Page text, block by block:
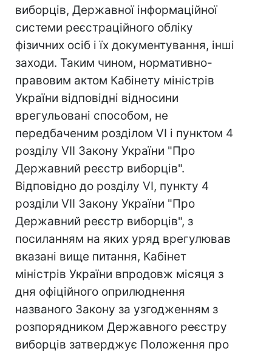
виборців, Державної інформаційної
системи реєстраційного обліку
фізичних осіб і їх документування, інші
заходи. Таким чином, нормативно-
правовим актом Кабінету міністрів
України відповідні відносини
врегульовані способом, не
передбаченим розділом VI і пунктом 4
розділу VII Закону України "Про
Державний реєстр виборців".
Відповідно до розділу VI, пункту 4
розділи VII Закону України "Про
Державний реєстр виборців", з
посиланням на яких уряд врегулював
вказані вище питання, Кабінет
міністрів України впродовж місяця з
дня офіційного оприлюднення
названого Закону за узгодженням з
розпорядником Державного реєстру
виборців затверджує Положення про